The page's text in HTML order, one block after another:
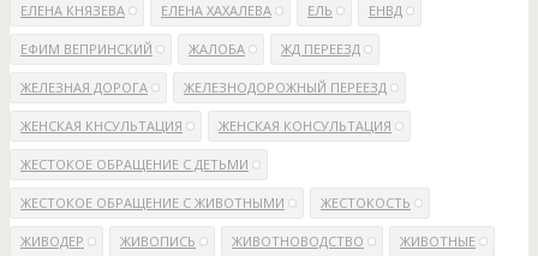
ЕЛЕНА КНЯЗЕВА ЕЛЕНА ХАХАЛЕВА ЕЛЬ ЕНВД
ЕФИМ ВЕПРИНСКИЙ ЖАЛОБА ЖД ПЕРЕЕЗД
ЖЕЛЕЗНАЯ ДОРОГА ЖЕЛЕЗНОДОРОЖНЫЙ ПЕРЕЕЗД
ЖЕНСКАЯ КНСУЛЬТАЦИЯ ЖЕНСКАЯ КОНСУЛЬТАЦИЯ
ЖЕСТОКОЕ ОБРАЩЕНИЕ С ДЕТЬМИ
ЖЕСТОКОЕ ОБРАЩЕНИЕ С ЖИВОТНЫМИ ЖЕСТОКОСТЬ
ЖИВОДЕР ЖИВОПИСЬ ЖИВОТНОВОДСТВО ЖИВОТНЫЕ